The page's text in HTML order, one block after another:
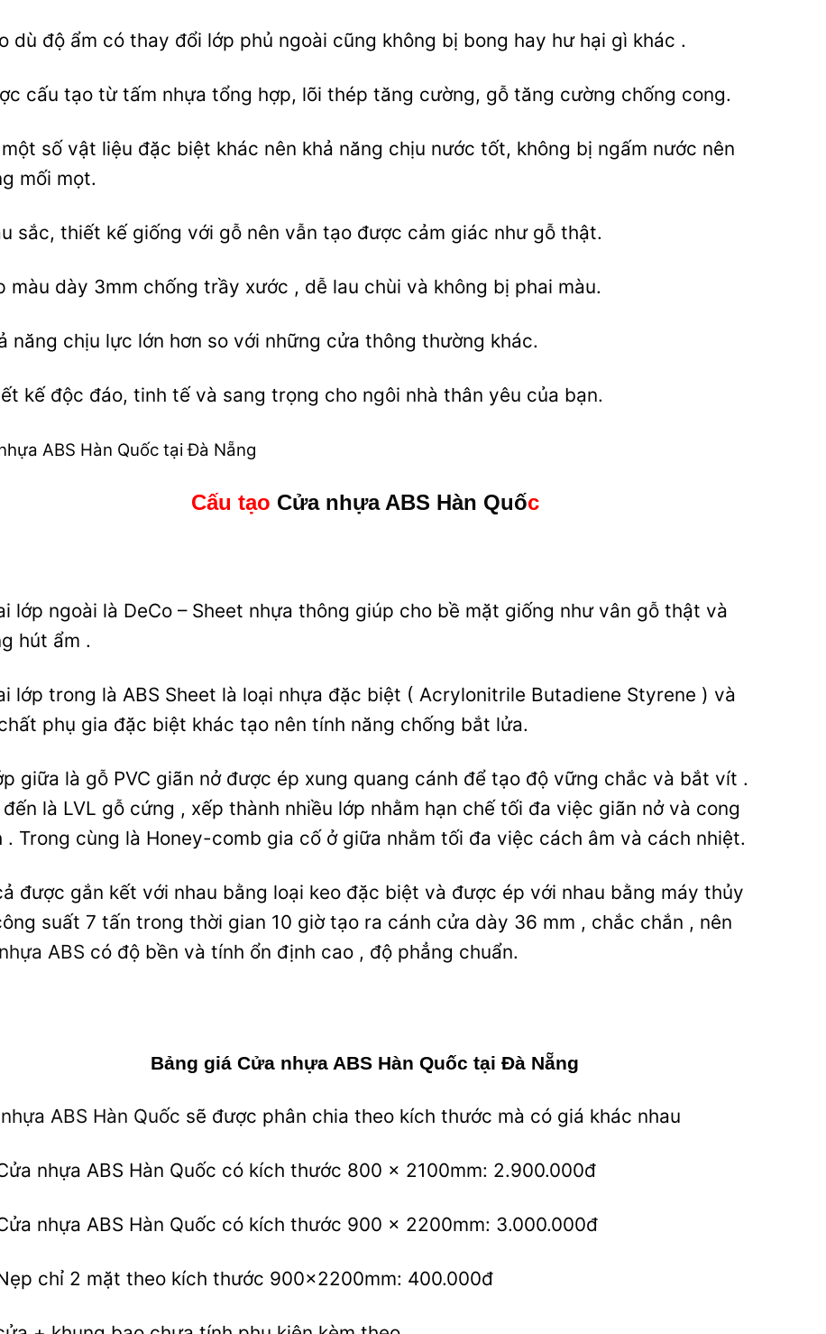
dù độ ẩm có thay đổi lớp phủ ngoài cũng không bị bong hay hư hại gì khác .
cấu tạo từ tấm nhựa tổng hợp, lõi thép tăng cường, gỗ tăng cường chống cong.
một số vật liệu đặc biệt khác nên khả năng chịu nước tốt, không bị ngấm nước nên
mối mọt.
sắc, thiết kế giống với gỗ nên vẫn tạo được cảm giác như gỗ thật.
màu dày 3mm chống trầy xước , dễ lau chùi và không bị phai màu.
năng chịu lực lớn hơn so với những cửa thông thường khác.
kế độc đáo, tinh tế và sang trọng cho ngôi nhà thân yêu của bạn.
ABS Hàn Quốc tại Đà Nẵng
Cấu tạo Cửa nhựa ABS Hàn Quốc
lớp ngoài là DeCo – Sheet nhựa thông giúp cho bề mặt giống như vân gỗ thật và
hút ẩm .
lớp trong là ABS Sheet là loại nhựa đặc biệt ( Acrylonitrile Butadiene Styrene ) và
phụ gia đặc biệt khác tạo nên tính năng chống bắt lửa.
giữa là gỗ PVC giãn nở được ép xung quang cánh để tạo độ vững chắc và bắt vít .
là LVL gỗ cứng , xếp thành nhiều lớp nhằm hạn chế tối đa việc giãn nở và cong
. Trong cùng là Honey-comb gia cố ở giữa nhằm tối đa việc cách âm và cách nhiệt.
được gắn kết với nhau bằng loại keo đặc biệt và được ép với nhau bằng máy thủy
suất 7 tấn trong thời gian 10 giờ tạo ra cánh cửa dày 36 mm , chắc chắn , nên
ABS có độ bền và tính ổn định cao , độ phẳng chuẩn.
Bảng giá Cửa nhựa ABS Hàn Quốc tại Đà Nẵng
ABS Hàn Quốc sẽ được phân chia theo kích thước mà có giá khác nhau
nhựa ABS Hàn Quốc có kích thước 800 x 2100mm: 2.900.000đ
nhựa ABS Hàn Quốc có kích thước 900 x 2200mm: 3.000.000đ
chỉ 2 mặt theo kích thước 900x2200mm: 400.000đ